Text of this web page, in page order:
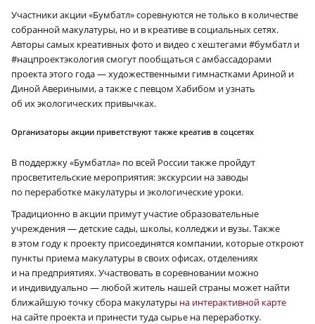
Участники акции «Бумбатл» соревнуются не только в количестве
собранной макулатуры, но и в креативе в социальных сетях.
Авторы самых креативных фото и видео с хештегами #бумбатл и
#нацпроектэкология смогут пообщаться с амбассадорами
проекта этого года — художественными гимнастками Ариной и
Диной Авериными, а также с певцом Хабибом и узнать
об их экологических привычках.
Организаторы акции приветствуют также креатив в соцсетях
В поддержку «Бумбатла» по всей России также пройдут
просветительские мероприятия: экскурсии на заводы
по переработке макулатуры и экологические уроки.
Традиционно в акции примут участие образовательные
учреждения — детские сады, школы, колледжи и вузы. Также
в этом году к проекту присоединятся компании, которые откроют
пункты приема макулатуры в своих офисах, отделениях
и на предприятиях. Участвовать в соревновании можно
и индивидуально — любой житель нашей страны может найти
ближайшую точку сбора макулатуры на интерактивной карте
на сайте проекта и принести туда сырье на переработку.